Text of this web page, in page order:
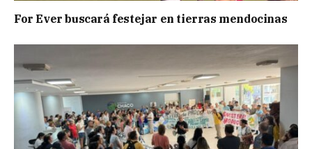
For Ever buscará festejar en tierras mendocinas